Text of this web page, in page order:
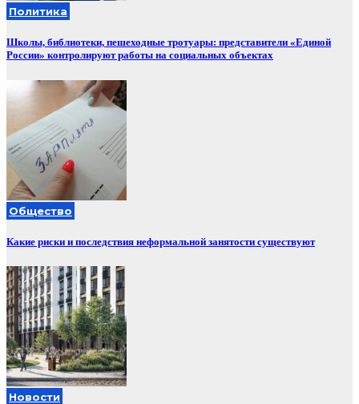
Политика
Школы, библиотеки, пешеходные тротуары: представители «Единой
России» контролируют работы на социальных объектах
Общество
Какие риски и последствия неформальной занятости существуют
Новости